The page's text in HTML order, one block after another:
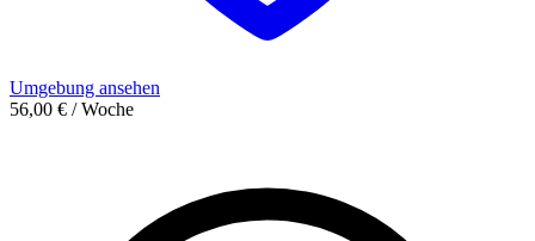
Umgebung ansehen
56,00 € / Woche